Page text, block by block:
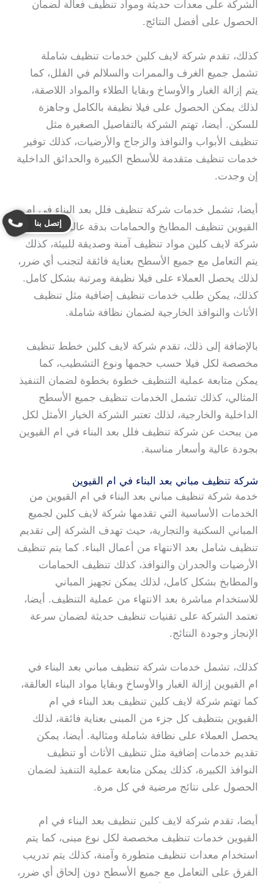
الشركة على معدات حديثة ومواد تنظيف فعالة لضمان
الحصول على أفضل النتائج.
كذلك، تقدم شركة لايف كلين خدمات تنظيف شاملة
تشمل جميع الغرف والممرات والسلالم في الفلل، كما
يتم إزالة الغبار والأوساخ وبقايا الطلاء والمواد اللاصقة،
لذلك يمكن الحصول على فيلا نظيفة بالكامل وجاهزة
للسكن. أيضا، تهتم الشركة بالتفاصيل الصغيرة مثل
تنظيف الأبواب والنوافذ والزجاج والأرضيات، كذلك توفير
خدمات تنظيف متقدمة للأسطح الكبيرة والحدائق الداخلية
إن وجدت.
أيضا، تشمل خدمات شركة تنظيف فلل بعد البناء في ام
القيوين تنظيف المطابخ والحمامات بدقة عالية، كما توفر
شركة لايف كلين مواد تنظيف آمنة وصديقة للبيئة، كذلك
يتم التعامل مع جميع الأسطح بعناية فائقة لتجنب أي ضرر،
لذلك يحصل العملاء على فيلا نظيفة ومرتبة بشكل كامل.
كذلك، يمكن طلب خدمات تنظيف إضافية مثل تنظيف
الأثاث والنوافذ الخارجية لضمان نظافة شاملة.
بالإضافة إلى ذلك، تقدم شركة لايف كلين خطط تنظيف
مخصصة لكل فيلا حسب حجمها ونوع التشطيب، كما
يمكن متابعة عملية التنظيف خطوة بخطوة لضمان التنفيذ
المثالي، كذلك تشمل الخدمات تنظيف جميع الأسطح
الداخلية والخارجية، لذلك تعتبر الشركة الخيار الأمثل لكل
من يبحث عن شركة تنظيف فلل بعد البناء في ام القيوين
بجودة عالية وأسعار مناسبة.
شركة تنظيف مباني بعد البناء في ام القيوين
خدمة شركة تنظيف مباني بعد البناء في ام القيوين من
الخدمات الأساسية التي تقدمها شركة لايف كلين لجميع
المباني السكنية والتجارية، حيث تهدف الشركة إلى تقديم
تنظيف شامل بعد الانتهاء من أعمال البناء. كما يتم تنظيف
الأرضيات والجدران والنوافذ، كذلك تنظيف الحمامات
والمطابخ بشكل كامل، لذلك يمكن تجهيز المباني
للاستخدام مباشرة بعد الانتهاء من عملية التنظيف. أيضا،
تعتمد الشركة على تقنيات تنظيف حديثة لضمان سرعة
الإنجاز وجودة النتائج.
كذلك، تشمل خدمات شركة تنظيف مباني بعد البناء في
ام القيوين إزالة الغبار والأوساخ وبقايا مواد البناء العالقة،
كما تهتم شركة لايف كلين تنظيف بعد البناء في ام
القيوين بتنظيف كل جزء من المبنى بعناية فائقة، لذلك
يحصل العملاء على نظافة شاملة ومثالية. أيضا، يمكن
تقديم خدمات إضافية مثل تنظيف الأثاث أو تنظيف
النوافذ الكبيرة، كذلك يمكن متابعة عملية التنفيذ لضمان
الحصول على نتائج مرضية في كل مرة.
أيضا، تقدم شركة لايف كلين تنظيف بعد البناء في ام
القيوين خدمات تنظيف مخصصة لكل نوع مبنى، كما يتم
استخدام معدات تنظيف متطورة وآمنة، كذلك يتم تدريب
الفرق على التعامل مع جميع الأسطح دون إلحاق أي ضرر،
إتصل بنا